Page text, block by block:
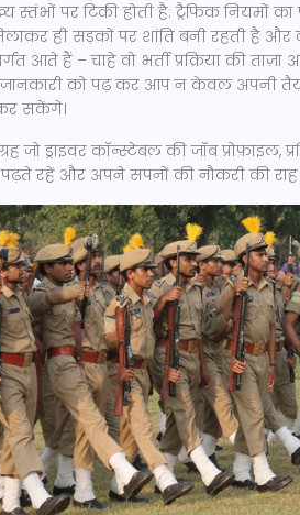
स्तंभों पर टिकी होती है: ट्रैफिक नियमों का
ही सड़कों पर शांति बनी रहती है
हैं – चाहे वो भर्ती प्रक्रिया की ताज़ा
जानकारी को पढ़ कर आप न केवल अपनी
सकेंगे।
ड्राइवर कॉन्स्टेबल की जॉब प्रोफ़ाइल,
पढ़ते रहें और अपने सपनों की नौकरी की